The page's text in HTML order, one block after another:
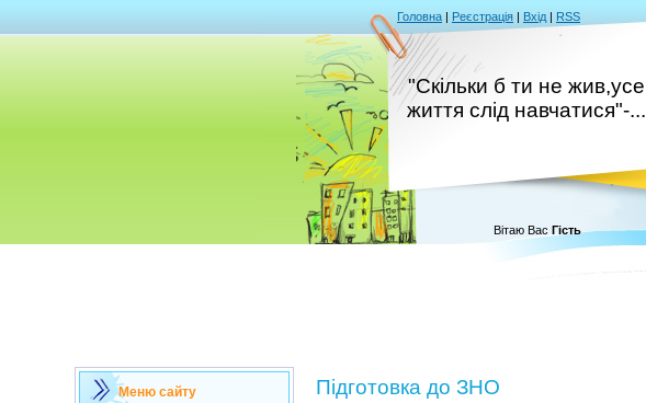
Головна | Реєстрація | Вхід | RSS
"Скільки б ти не жив,усе
життя слід навчатися"-...
Вітаю Вас Гість
Меню сайту Підготовка до ЗНО